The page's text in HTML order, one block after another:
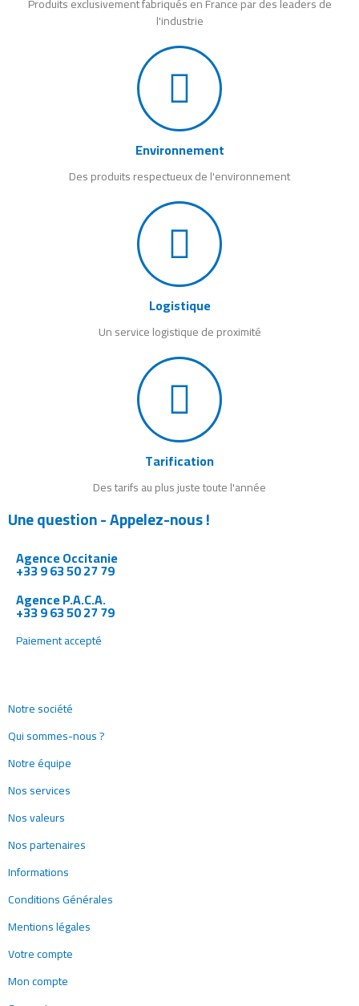
l'industrie
Environnement
Des produits respectueux de l'environnement
Logistique
Un service logistique de proximité
Tarification
Des tarifs au plus juste toute l'année
Une question - Appelez-nous !
Agence Occitanie
+33 9 63 50 27 79
Agence P.A.C.A.
+33 9 63 50 27 79
Paiement accepté
Notre société
Qui sommes-nous ?
Notre équipe
Nos services
Nos valeurs
Nos partenaires
Informations
Conditions Générales
Mentions légales
Votre compte
Mon compte